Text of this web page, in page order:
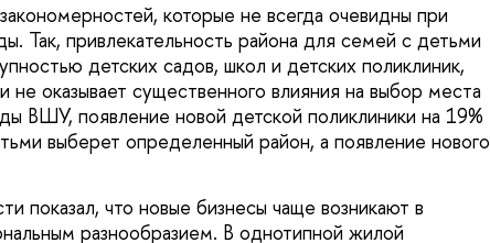
которые не всегда очевидны при
Так, привлекательность района для семей с детьми
детских садов, школ и детских поликлиник,
не оказывает существенного влияния на выбор места
ВШУ, появление новой детской поликлиники на 19%
выберет определенный район, а появление нового
показал, что новые бизнесы чаще возникают в
разнообразием. В однотипной жилой